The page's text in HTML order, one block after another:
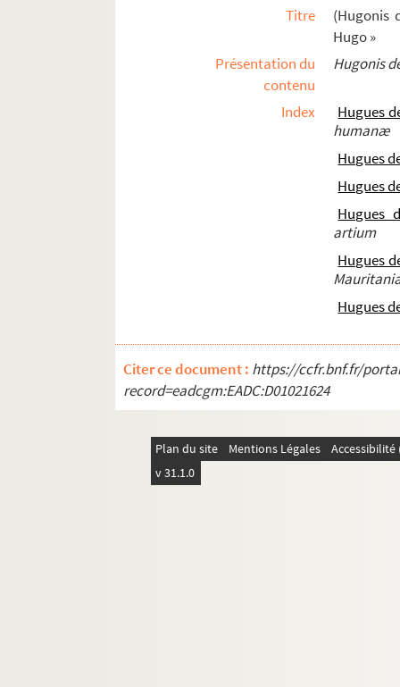
Titre
(Hugonis
Hugo »
Présentation du
contenu
Hugonis
Index
Hugues
humanæ
Hugues
Hugues
Hugues
artium
Hugues
Hugues
Citer ce document : https://ccfr.bnf.fr/
record=eadcgm:EADC:D01021624
Plan du site Mentions Légales
v 31.1.0